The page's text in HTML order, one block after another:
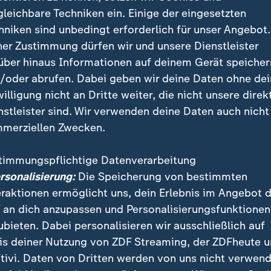
Chudley von der britischen Universität Durham
des Eisschilds, die aus
wurden. Die Daten zeigen, dass die
2021 an den schnell fließenden Rändern des
sind. Diese Entwicklung geschehe schneller als
Studie.
im Eis verursachen
sind keilförmige Risse, die entstehen, wenn sich
Das Eis fließt mit unterschiedlicher
der Mitte oft schneller als an den Rändern oder in
entstehen Spannungen, die das Eis aufbrechen
schreibt, verschieben sich diese
Temperaturen ließen das Eis schneller fließen,
Techniken ein. Einige der eingesetzten
sind unbedingt erforderlich für unser
Zustimmung dürfen wir und unsere Dienstleister
hinaus Informationen auf deinem Gerät
oder abrufen. Dabei geben wir deine Daten ohne
nicht an Dritte weiter, die nicht unsere
sind. Wir verwenden deine Daten auch nicht
Zwecken.
Datenverarbeitung
Die Speicherung von bestimmten
ermöglicht uns, dein Erlebnis im Angebot
an dich anzupassen und Personalisierungsfunktionen
Dabei personalisieren wir ausschließlich auf
deiner Nutzung von ZDF Streaming, der ZDFheute
Daten von Dritten werden von uns nicht